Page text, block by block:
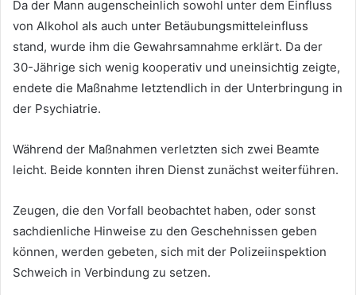
Da der Mann augenscheinlich sowohl unter dem Einfluss
von Alkohol als auch unter Betäubungsmitteleinfluss
stand, wurde ihm die Gewahrsamnahme erklärt. Da der
30-Jährige sich wenig kooperativ und uneinsichtig zeigte,
endete die Maßnahme letztendlich in der Unterbringung in
der Psychiatrie.
Während der Maßnahmen verletzten sich zwei Beamte
leicht. Beide konnten ihren Dienst zunächst weiterführen.
Zeugen, die den Vorfall beobachtet haben, oder sonst
sachdienliche Hinweise zu den Geschehnissen geben
können, werden gebeten, sich mit der Polizeiinspektion
Schweich in Verbindung zu setzen.